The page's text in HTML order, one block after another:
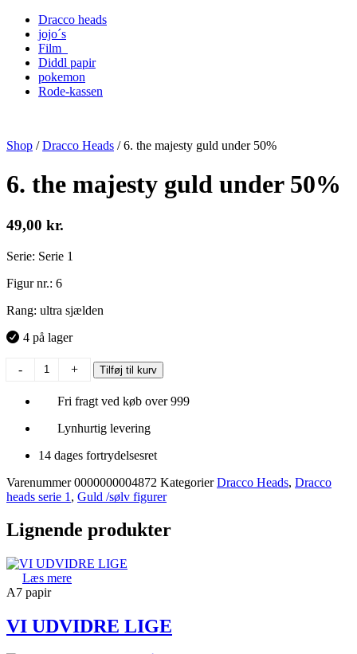
Dracco heads
jojo´s
Film
Diddl papir
pokemon
Rode-kassen
Shop /Dracco Heads /6. the majesty guld under 50%
6. the majesty guld under 50%
49,00 kr.
Serie: Serie 1
Figur nr.: 6
Rang: ultra sjælden
4 på lager
-
guld
50%
+ Tilføj til kurv
Fri fragt ved køb over 999
Lynhurtig levering
14 dages fortrydelsesret
Varenummer0000000004872 Kategorier Dracco Heads, Dracco
heads serie 1 , Guld /sølv figurer
Lignende produkter
Læs mere
A7 papir
VI UDVIDRE LIGE